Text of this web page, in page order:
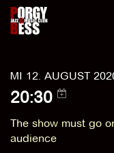
MI 12. AUGUST
20:30
The show must go
audience